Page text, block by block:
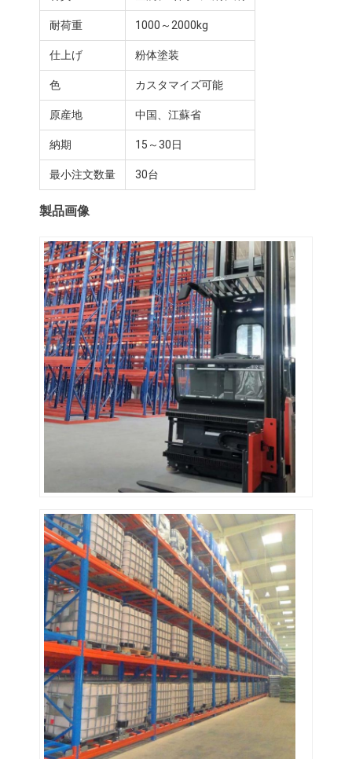
ホーム
製品
ビデオ
わたしたち に つい て
品質管理
連絡 ください
ニュース
ケース
引金 を 求め て ください
倉庫パレット ラッキング
倉庫の貯蔵の棚
耐荷重 1000～2000kg
仕上げ 粉体塗装
色 カスタマイズ可能
原産地 中国、江蘇省
納期 15～30日
最小注文数量 30台
製品画像